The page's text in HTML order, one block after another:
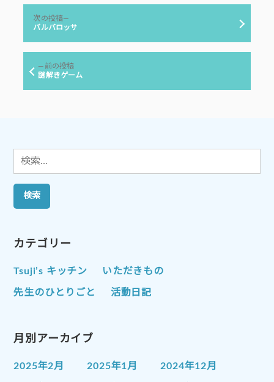
リ
ナ
ー
前の投稿前
の
謎解きゲーム
次の投稿
の
バルバロッサ
検
索:
カテゴリー
Tsuji’s キッチン いただきもの
先生のひとりごと 活動日記
月別アーカイブ
2025年2月 2025年1月 2024年12月